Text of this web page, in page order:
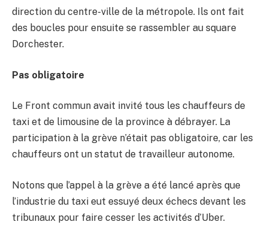
direction du centre-ville de la métropole. Ils ont fait
des boucles pour ensuite se rassembler au square
Dorchester.
Pas obligatoire
Le Front commun avait invité tous les chauffeurs de
taxi et de limousine de la province à débrayer. La
participation à la grève n’était pas obligatoire, car les
chauffeurs ont un statut de travailleur autonome.
Notons que l’appel à la grève a été lancé après que
l’industrie du taxi eut essuyé deux échecs devant les
tribunaux pour faire cesser les activités d’Uber.